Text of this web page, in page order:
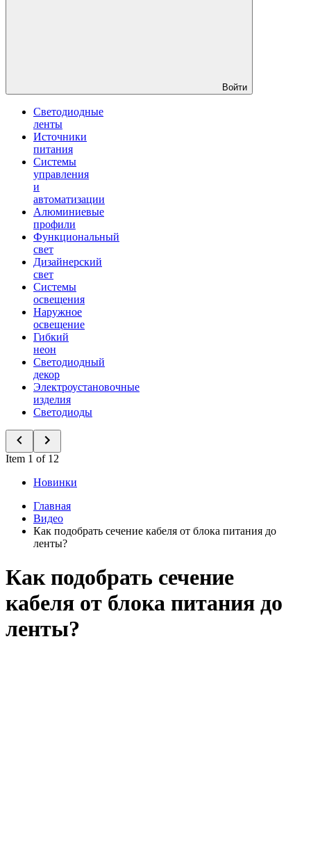
Войти
Светодиодные
ленты
Источники
питания
Системы
управления
и
автоматизации
Алюминиевые
профили
Функциональный
свет
Дизайнерский
свет
Системы
освещения
Наружное
освещение
Гибкий
неон
Светодиодный
декор
Электроустановочные
изделия
Светодиоды
Item 1 of 12
Новинки
Главная
Видео
Как подобрать сечение кабеля от блока питания до
ленты?
Как подобрать сечение
кабеля от блока питания до
ленты?